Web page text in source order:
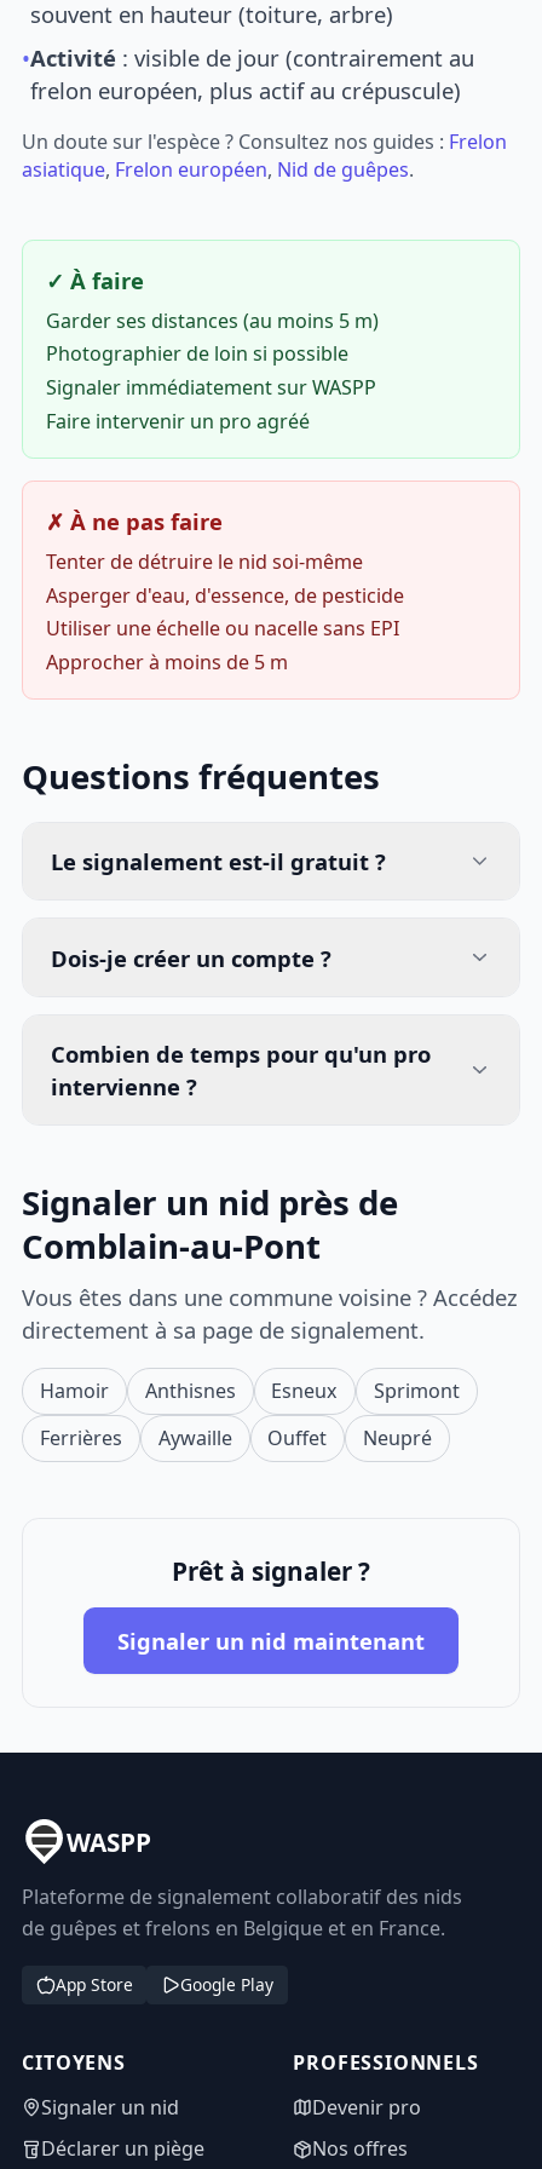
souvent en hauteur (toiture, arbre)
•Activité : visible de jour (contrairement au
frelon européen, plus actif au crépuscule)
Un doute sur l'espèce ? Consultez nos guides : Frelon
asiatique, Frelon européen, Nid de guêpes.
✓ À faire
Garder ses distances (au moins 5 m)
Photographier de loin si possible
Signaler immédiatement sur WASPP
Faire intervenir un pro agréé
✗ À ne pas faire
Tenter de détruire le nid soi-même
Asperger d'eau, d'essence, de pesticide
Utiliser une échelle ou nacelle sans EPI
Approcher à moins de 5 m
Questions fréquentes
Le signalement est-il gratuit ?
Dois-je créer un compte ?
Combien de temps pour qu'un pro
intervienne ?
Signaler un nid près de
Comblain-au-Pont
Vous êtes dans une commune voisine ? Accédez
directement à sa page de signalement.
Hamoir Anthisnes Esneux
Sprimont
Ferrières
Aywaille Ouffet Neupré
Prêt à signaler ?
Signaler un nid maintenant
WASPP
Plateforme de signalement collaboratif des nids
de guêpes et frelons en Belgique et en France.
App Store Google Play
CITOYENS
Signaler un nid
Déclarer un piège
PROFESSIONNELS
Devenir pro
Nos offres